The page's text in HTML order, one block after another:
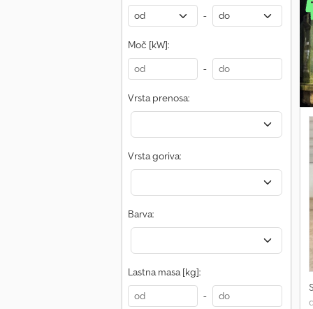
-
Moč [kW]:
-
Vrsta prenosa:
Vrsta goriva:
Barva:
Lastna masa [kg]:
-